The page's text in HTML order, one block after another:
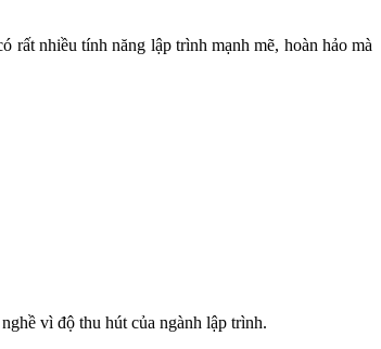
nhiều tính năng lập trình mạnh mẽ, hoàn hảo mà
vì độ thu hút của ngành lập trình.